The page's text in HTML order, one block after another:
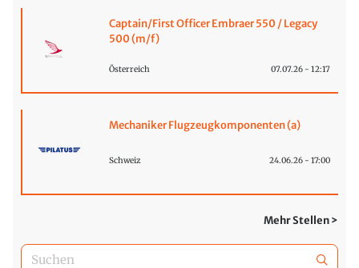
Captain/First Officer Embraer 550 / Legacy
500 (m/f)
Österreich 07.07.26 - 12:17
Mechaniker Flugzeugkomponenten (a)
Schweiz 24.06.26 - 17:00
Mehr Stellen >